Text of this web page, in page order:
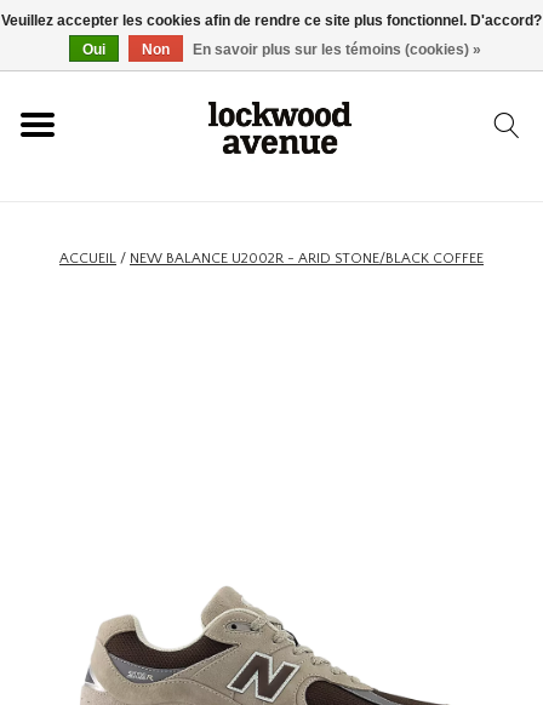
ACCUEIL
NOUVEAU
ACCUEIL / NEW BALANCE U2002R - ARID STONE/BLACK COFFEE
Veuillez accepter les cookies afin de rendre ce site plus fonctionnel. D'accord?
Oui
Non En savoir plus sur les témoins (cookies) »